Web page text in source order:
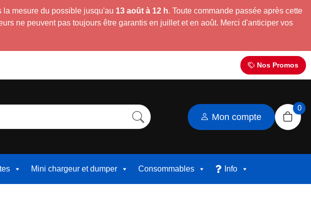
la mesure du possible jusqu'au 13 août à 12 h. Toute commande passée après cette
ne peuvent pas toujours être garantis en juillet et en août. Merci d'anticiper vos
Nos Promos
Mon compte
0
Mini chargeur et dumper Consommables Info